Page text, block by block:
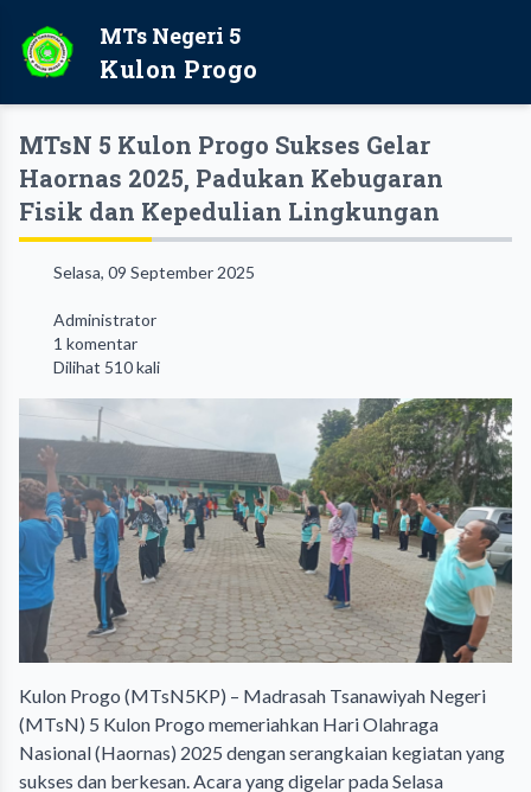
MTs Negeri 5
Kulon Progo
MTsN 5 Kulon Progo Sukses Gelar
Haornas 2025, Padukan Kebugaran
Fisik dan Kepedulian Lingkungan
Selasa, 09 September 2025
Administrator
1 komentar
Dilihat 510 kali
Kulon Progo (MTsN5KP) – Madrasah Tsanawiyah Negeri
(MTsN) 5 Kulon Progo memeriahkan Hari Olahraga
Nasional (Haornas) 2025 dengan serangkaian kegiatan yang
sukses dan berkesan. Acara yang digelar pada Selasa